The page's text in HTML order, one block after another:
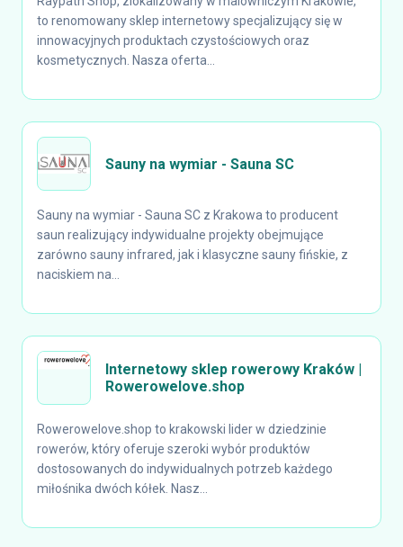
to renomowany sklep internetowy specjalizujący się w
innowacyjnych produktach czystościowych oraz
kosmetycznych. Nasza oferta...
Sauny na wymiar - Sauna SC
Sauny na wymiar - Sauna SC z Krakowa to producent
saun realizujący indywidualne projekty obejmujące
zarówno sauny infrared, jak i klasyczne sauny fińskie, z
naciskiem na...
Internetowy sklep rowerowy Kraków |
Rowerowelove.shop
Rowerowelove.shop to krakowski lider w dziedzinie
rowerów, który oferuje szeroki wybór produktów
dostosowanych do indywidualnych potrzeb każdego
miłośnika dwóch kółek. Nasz...